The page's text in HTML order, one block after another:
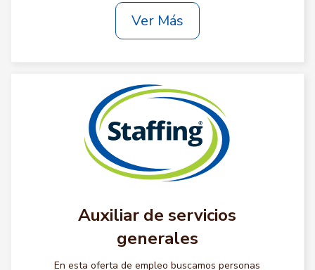
Ver Más
Auxiliar de servicios
generales
En esta oferta de empleo buscamos personas